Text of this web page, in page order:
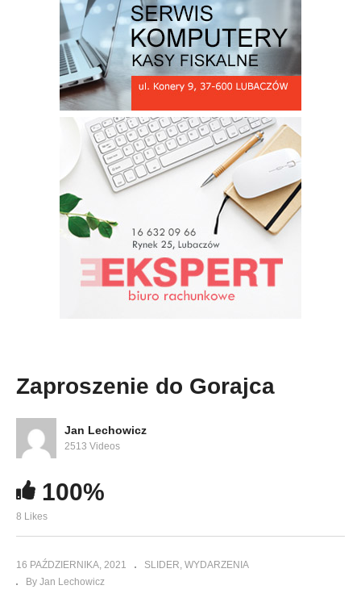
Podsumowanie miesiąca września przez KP
PSP w Lubaczowie
Zaproszenie do Gorajca
Jan Lechowicz
2513 Videos
100%
8 Likes
16 PAŹDZIERNIKA, 2021 SLIDER WYDARZENIA
By Jan Lechowicz